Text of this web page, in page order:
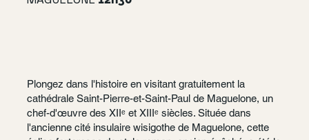
Plongez dans l'histoire en visitant gratuitement la
cathédrale Saint-Pierre-et-Saint-Paul de Maguelone, un
chef-d'œuvre des XIIᵉ et XIIIᵉ siècles. Située dans
l'ancienne cité insulaire wisigothe de Maguelone, cette